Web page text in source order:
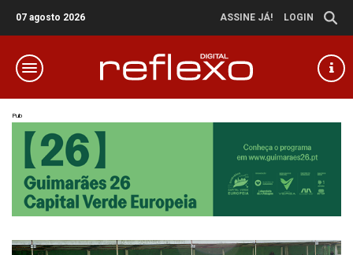
07 agosto 2026 ASSINE JÁ! LOGIN
Pub